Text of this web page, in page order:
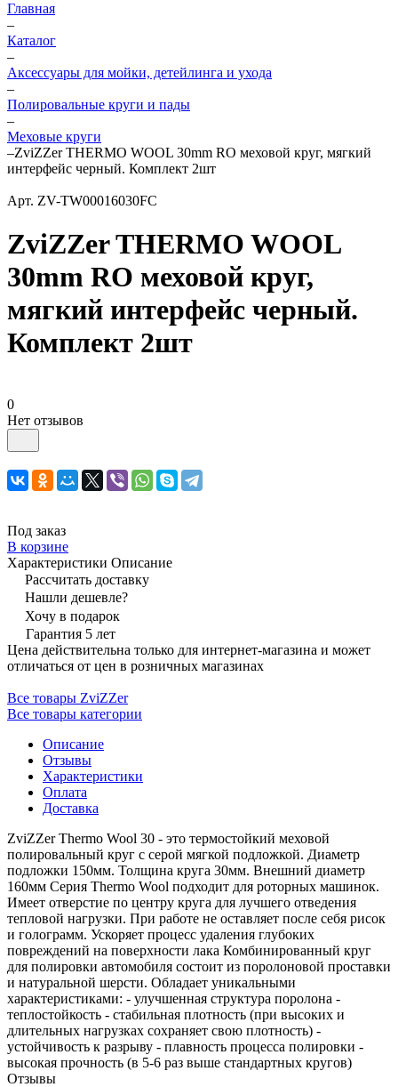
Главная
–
Каталог
–
Аксессуары для мойки, детейлинга и ухода
–
Полировальные круги и пады
–
Меховые круги
–ZviZZer THERMO WOOL 30mm RO меховой круг, мягкий
интерфейс черный. Комплект 2шт
Арт. ZV-TW00016030FC
ZviZZer THERMO WOOL
30mm RO меховой круг,
мягкий интерфейс черный.
Комплект 2шт
0
Нет отзывов
Под заказ
В корзине
Характеристики Описание
Рассчитать доставку
Нашли дешевле?
Хочу в подарок
Гарантия 5 лет
Цена действительна только для интернет-магазина и может
отличаться от цен в розничных магазинах
Все товары ZviZZer
Все товары категории
Описание
Отзывы
Характеристики
Оплата
Доставка
ZviZZer Thermo Wool 30 - это термостойкий меховой
полировальный круг с серой мягкой подложкой. Диаметр
подложки 150мм. Толщина круга 30мм. Внешний диаметр
160мм Серия Thermo Wool подходит для роторных машинок.
Имеет отверстие по центру круга для лучшего отведения
тепловой нагрузки. При работе не оставляет после себя рисок
и голограмм. Ускоряет процесс удаления глубоких
повреждений на поверхности лака Комбинированный круг
для полировки автомобиля состоит из поролоновой проставки
и натуральной шерсти. Обладает уникальными
характеристиками: - улучшенная структура поролона -
теплостойкость - стабильная плотность (при высоких и
длительных нагрузках сохраняет свою плотность) -
устойчивость к разрыву - плавность процесса полировки -
высокая прочность (в 5-6 раз выше стандартных кругов)
Отзывы